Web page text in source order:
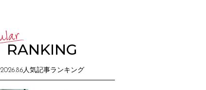
RANKING
2026.8.6人気記事ランキング